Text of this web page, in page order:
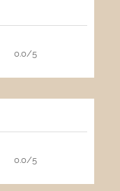
0.0/5
0.0/5